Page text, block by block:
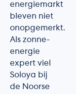
energiemarkt
bleven niet
onopgemerkt.
Als zonne-
energie
expert viel
Soloya bij
de Noorse